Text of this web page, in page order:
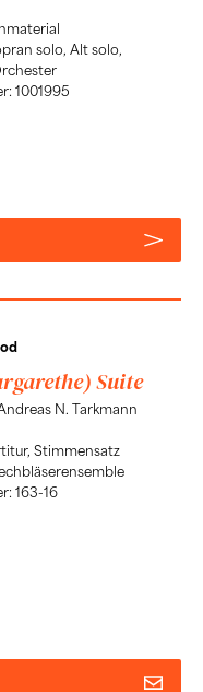
solo, Alt solo,
1001995
Suite
N. Tarkmann
Stimmensatz
163-16